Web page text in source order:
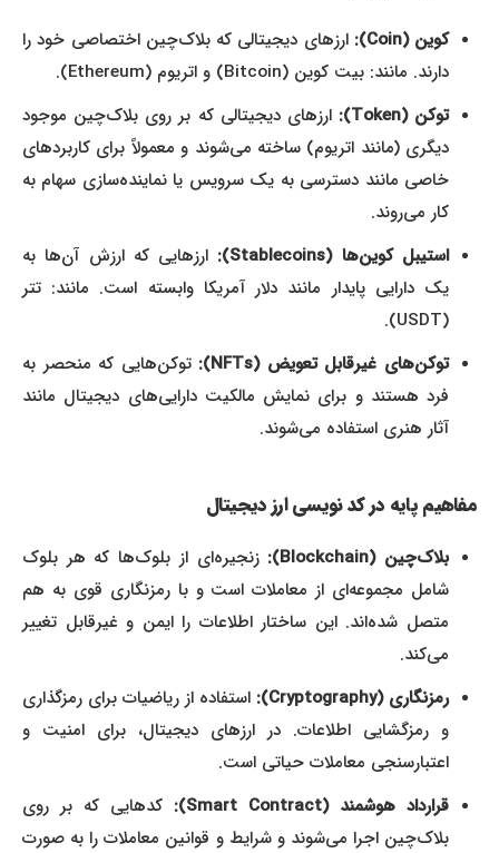
کوین (Coin):
ارزهای دیجیتالی که بلاک‌چین اختصاصی خود را
دارند. مانند: بیت کوین (Bitcoin) و اتریوم (Ethereum).
توکن (Token):
ارزهای دیجیتالی که بر روی بلاک‌چین موجود
دیگری (مانند اتریوم) ساخته می‌شوند و معمولاً برای کاربردهای
خاصی مانند دسترسی به یک سرویس یا نماینده‌سازی سهام به
کار می‌روند.
استیبل کوین‌ها (Stablecoins):
ارزهایی که ارزش آن‌ها به
یک دارایی پایدار مانند دلار آمریکا وابسته است. مانند: تتر
توکن‌های غیرقابل تعویض (NFTs):
توکن‌هایی که منحصر به
فرد هستند و برای نمایش مالکیت دارایی‌های دیجیتال مانند
آثار هنری استفاده می‌شوند.
مفاهیم پایه در کد نویسی ارز دیجیتال
بلاک‌چین (Blockchain):
زنجیره‌ای از بلوک‌ها که هر بلوک
شامل مجموعه‌ای از معاملات است و با رمزنگاری قوی به هم
متصل شده‌اند. این ساختار اطلاعات را ایمن و غیرقابل تغییر
می‌کند.
رمزنگاری (Cryptography):
استفاده از ریاضیات برای رمزگذاری
و رمزگشایی اطلاعات. در ارزهای دیجیتال، برای امنیت و
اعتبارسنجی معاملات حیاتی است.
قرارداد هوشمند (Smart Contract):
کدهایی که بر روی
بلاک‌چین اجرا می‌شوند و شرایط و قوانین معاملات را به صورت